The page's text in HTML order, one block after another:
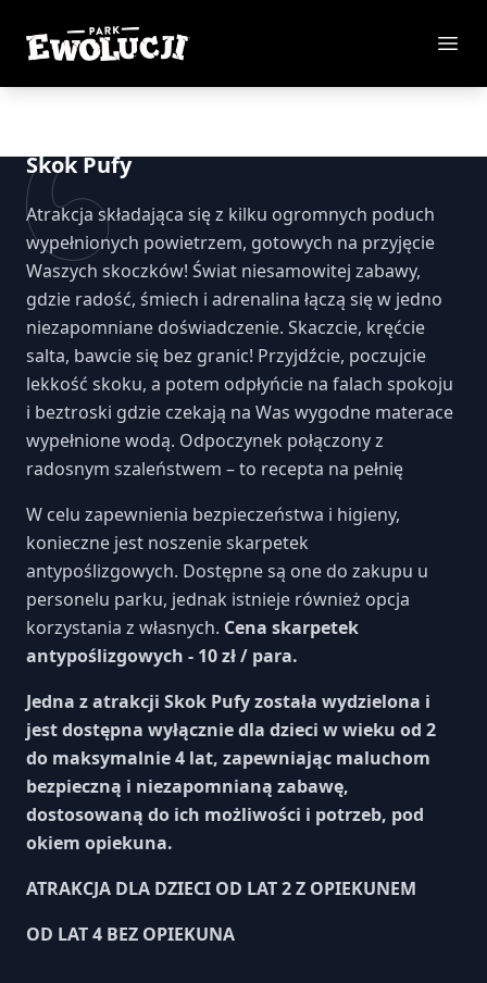
Park Ewolucji
Skok Pufy
Atrakcja składająca się z kilku ogromnych poduch
wypełnionych powietrzem, gotowych na przyjęcie
Waszych skoczków! Świat niesamowitej zabawy,
gdzie radość, śmiech i adrenalina łączą się w jedno
niezapomniane doświadczenie. Skaczcie, kręćcie
salta, bawcie się bez granic! Przyjdźcie, poczujcie
lekkość skoku, a potem odpłyńcie na falach spokoju
i beztroski gdzie czekają na Was wygodne materace
wypełnione wodą. Odpoczynek połączony z
radosnym szaleństwem – to recepta na pełnię
W celu zapewnienia bezpieczeństwa i higieny,
konieczne jest noszenie skarpetek
antypoślizgowych. Dostępne są one do zakupu u
personelu parku, jednak istnieje również opcja
korzystania z własnych. Cena skarpetek
antypoślizgowych - 10 zł / para.
Jedna z atrakcji Skok Pufy została wydzielona i
jest dostępna wyłącznie dla dzieci w wieku od 2
do maksymalnie 4 lat, zapewniając maluchom
bezpieczną i niezapomnianą zabawę,
dostosowaną do ich możliwości i potrzeb, pod
okiem opiekuna.
ATRAKCJA DLA DZIECI OD LAT 2 Z OPIEKUNEM
OD LAT 4 BEZ OPIEKUNA